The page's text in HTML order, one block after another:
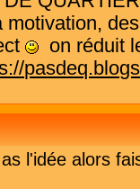
motivation,
on réduit
l'idée alors